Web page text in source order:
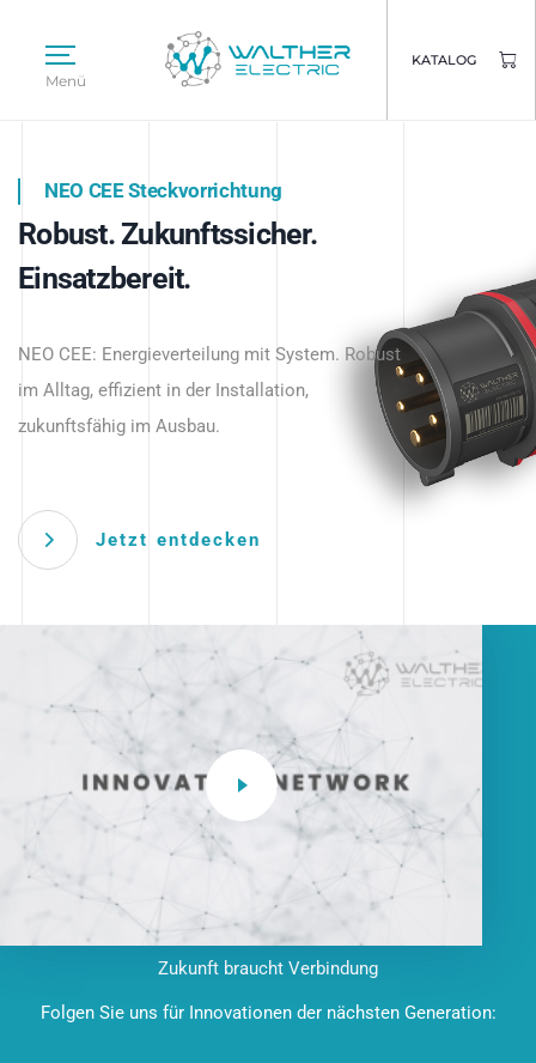
Menü
KATALOG
Intelligente Stromverteilung
beginnt hier.
NEO CEE Steckvorrichtung
Robust. Zukunftssicher.
Einsatzbereit.
NEO CEE: Energieverteilung mit System. Robust
im Alltag, effizient in der Installation,
zukunftsfähig im Ausbau.
Jetzt entdecken
Intelligenz trifft Energie.
Anwendungen – robust, IP-geschützt und
zukunftsfähig.
Zukunft braucht Verbindung
Folgen Sie uns für Innovationen der nächsten Generation: